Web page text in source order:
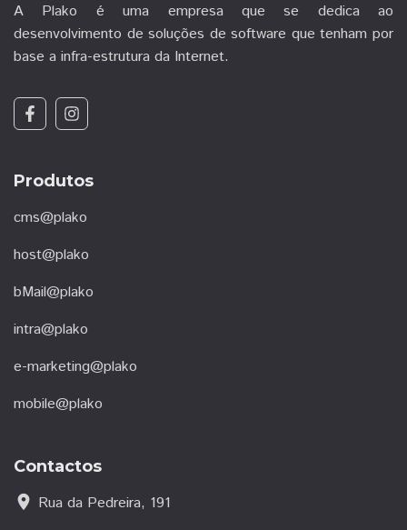
A Plako é uma empresa que se dedica ao
desenvolvimento de soluções de software que tenham por
base a infra-estrutura da Internet.
Produtos
cms@plako
host@plako
bMail@plako
intra@plako
e-marketing@plako
mobile@plako
Contactos
location_on Rua da Pedreira, 191